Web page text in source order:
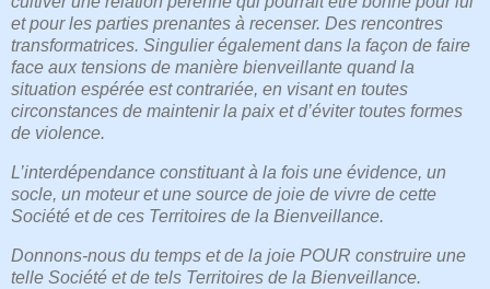
et pour les parties prenantes à recenser. Des rencontres
transformatrices. Singulier également dans la façon de faire
face aux tensions de manière bienveillante quand la
situation espérée est contrariée, en visant en toutes
circonstances de maintenir la paix et d’éviter toutes formes
de violence.
L’interdépendance constituant à la fois une évidence, un
socle, un moteur et une source de joie de vivre de cette
Société et de ces Territoires de la Bienveillance.
Donnons-nous du temps et de la joie POUR construire une
telle Société et de tels Territoires de la Bienveillance.